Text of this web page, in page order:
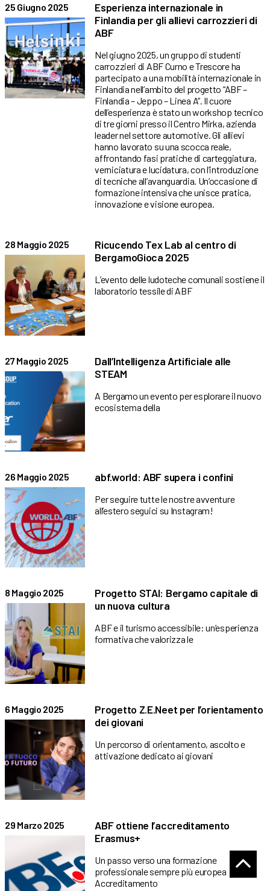
25 Giugno 2025
Esperienza internazionale in
Finlandia per gli allievi carrozzieri di
ABF
Nel giugno 2025, un gruppo di studenti
carrozzieri di ABF Curno e Trescore ha
partecipato a una mobilità internazionale in
Finlandia nell’ambito del progetto “ABF –
Finlandia – Jeppo – Linea A”. Il cuore
dell’esperienza è stato un workshop tecnico
di tre giorni presso il Centro Mirka, azienda
leader nel settore automotive. Gli allievi
hanno lavorato su una scocca reale,
affrontando fasi pratiche di carteggiatura,
verniciatura e lucidatura, con l’introduzione
di tecniche all’avanguardia. Un’occasione di
formazione intensiva che unisce pratica,
innovazione e visione europea.
28 Maggio 2025
Ricucendo Tex Lab al centro di
BergamoGioca 2025
L’evento delle ludoteche comunali sostiene il
laboratorio tessile di ABF
27 Maggio 2025
Dall’Intelligenza Artificiale alle
STEAM
A Bergamo un evento per esplorare il nuovo
ecosistema della
26 Maggio 2025 abf.world: ABF supera i confini
Per seguire tutte le nostre avventure
all’estero seguici su Instagram!
8 Maggio 2025
Progetto STAI: Bergamo capitale di
un nuova cultura
ABF e il turismo accessibile: un’esperienza
formativa che valorizza le
6 Maggio 2025
Progetto Z.E.Neet per l’orientamento
dei giovani
Un percorso di orientamento, ascolto e
attivazione dedicato ai giovani
29 Marzo 2025
ABF ottiene l’accreditamento
Erasmus+
Un passo verso una formazione
professionale sempre più europea
Accreditamento